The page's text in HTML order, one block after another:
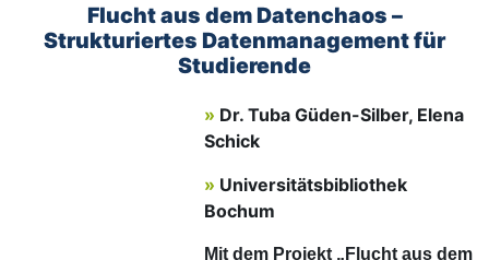
Flucht aus dem Datenchaos –
Strukturiertes Datenmanagement für
Studierende
» Dr. Tuba Güden-Silber, Elena
Schick
» Universitätsbibliothek
Bochum
Mit dem Projekt „Flucht aus dem